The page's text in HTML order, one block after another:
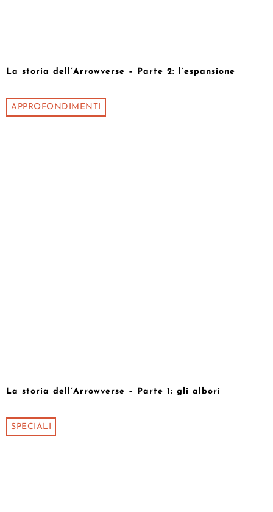
La storia dell’Arrowverse – Parte 2: l’espansione
APPROFONDIMENTI
La storia dell’Arrowverse – Parte 1: gli albori
SPECIALI